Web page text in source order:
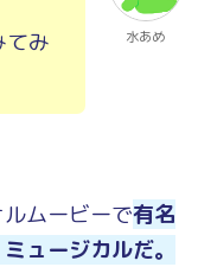
てみ
水あめ
ムービーで有名
ュージカルだ。